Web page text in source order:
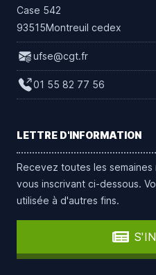
Case 542
93515Montreuil cedex
ufse@cgt.fr
01 55 82 77 56
LETTRE D'INFORMATION
Recevez toutes les
vous inscrivant ci-dessous.
utilisée à d'autres fins.